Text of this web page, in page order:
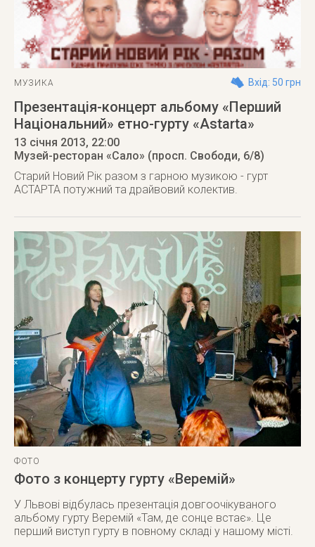
МУЗИКА Вхід: 50 грн
Презентація-концерт альбому «Перший
Національний» етно-гурту «Astarta»
13 січня 2013, 22:00
Музей-ресторан «Сало» (просп. Свободи, 6/8)
Старий Новий Рік разом з гарною музикою - гурт
АСТАРТА потужний та драйвовий колектив.
ФОТО
Фото з концерту гурту «Веремій»
У Львові відбулась презентація довгоочікуваного
альбому гурту Веремій «Там, де сонце встає». Це
перший виступ гурту в повному складі у нашому місті.